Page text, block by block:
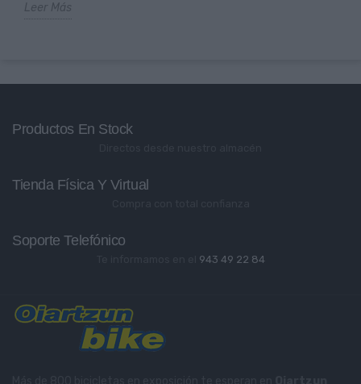
Leer Más
Productos En Stock
Tienda Física Y Virtual
Soporte Telefónico
943 49 22 84